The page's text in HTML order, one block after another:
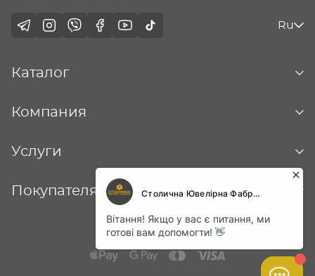
Ru
Каталог
Компания
Услуги
Покупателям